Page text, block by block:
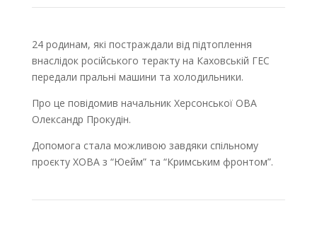
24 родинам, які постраждали від підтоплення
внаслідок російського теракту на Каховській ГЕС
передали пральні машини та холодильники.
Про це повідомив начальник Херсонської ОВА
Олександр Прокудін.
Допомога стала можливою завдяки спільному
проєкту ХОВА з “Юейм” та “Кримським фронтом”.